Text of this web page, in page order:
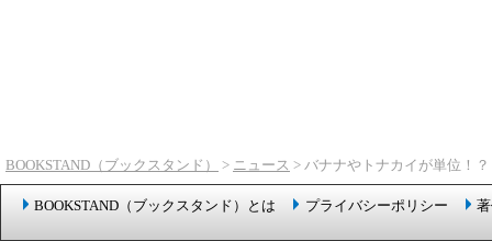
BOOKSTAND（ブックスタンド） > ニュース > バナナやトナカイが単位！
BOOKSTAND（ブックスタンド）とは プライバシーポリシー